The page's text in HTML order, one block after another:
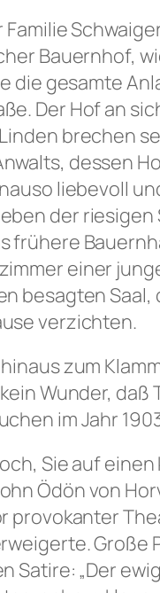
Bauernhof,
die gesamte
Der Hof an
brechen
dessen
liebevoll
der
frühere
einer
besagten
verzichten.
zum
Wunder,
im Jahr
Sie auf
Ödön von
provokanter
Große
Satire: „Der